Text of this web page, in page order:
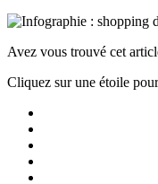
Avez vous trouvé cet
Cliquez sur une étoile